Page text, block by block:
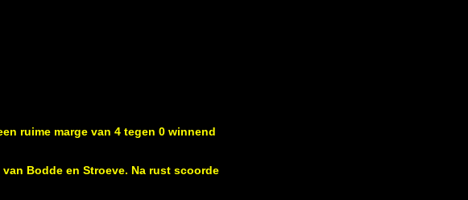
ruime marge van 4 tegen 0 winnend
Bodde en Stroeve. Na rust scoorde